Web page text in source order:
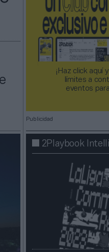
¡Haz click aquí
límites a
eventos
Publicidad
2Playbook